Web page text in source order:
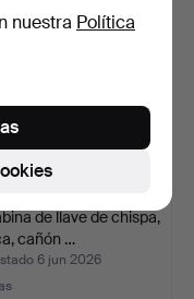
de llave de chispa,
cañón …
6 jun 2026
nuestra Política